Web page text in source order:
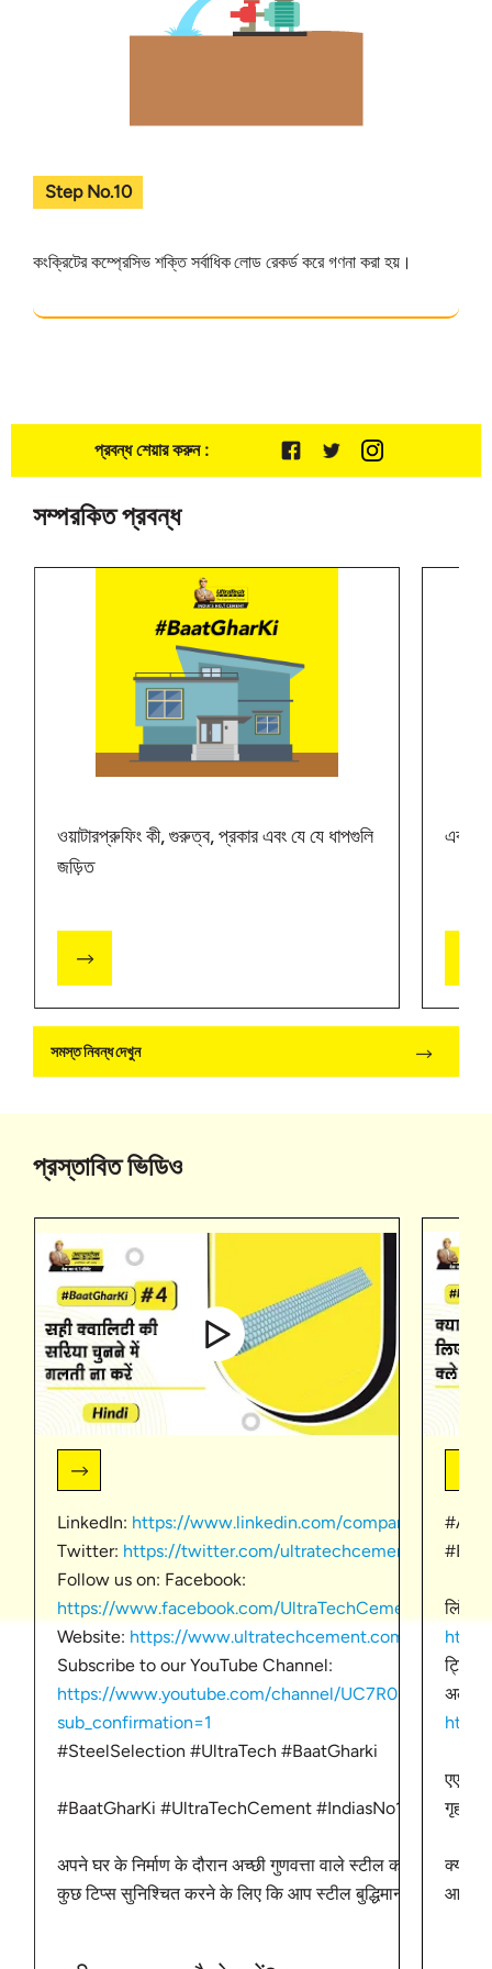
Step No.10
কংক্রিটের কম্প্রেসিভ শক্তি সর্বাধিক লোড রেকর্ড করে গণনা করা হয়।
প্রবন্ধ শেয়ার করুন :
সম্পরকিত প্রবন্ধ
ওয়াটারপ্রুফিং কী, গুরুত্ব, প্রকার এবং যে যে ধাপগুলি
জড়িত
একটি
সমস্ত নিবন্ধ দেখুন
প্রস্তাবিত ভিডিও
अपने घर के निर्माण के दौरान अच्छी गुणवत्ता वाले स्टील का चयन करना
कुछ टिप्स सुनिश्चित करने के लिए कि आप स्टील बुद्धिमानी से चुनें. अपने
#BaatGharKi #UltraTechCement #IndiasNo1Cement
#SteelSelection #UltraTech #BaatGharki
Subscribe to our YouTube Channel:
https://www.youtube.com/channel/
sub_confirmation=1
Website: https://www.ultratechcement.com/
Follow us on: Facebook:
https://www.facebook.com/UltraTechCementLimited
Twitter: https://twitter.com/ultratechcement
LinkedIn: https://www.linkedin.com/company/
क्या
आपके
एएसी
गृह